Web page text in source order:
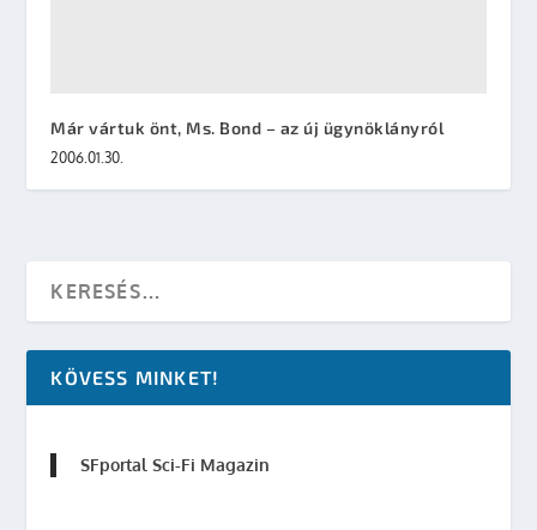
Már vártuk önt, Ms. Bond – az új ügynöklányról
2006.01.30.
KÖVESS MINKET!
SFportal Sci-Fi Magazin